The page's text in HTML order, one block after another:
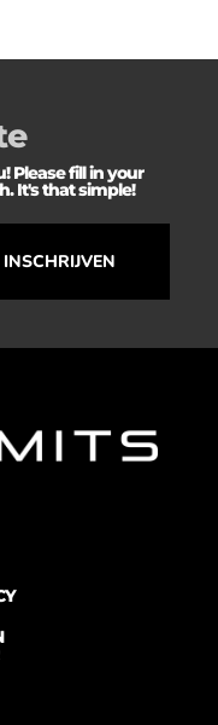
Please fill in your
It's that simple!
INSCHRIJVEN